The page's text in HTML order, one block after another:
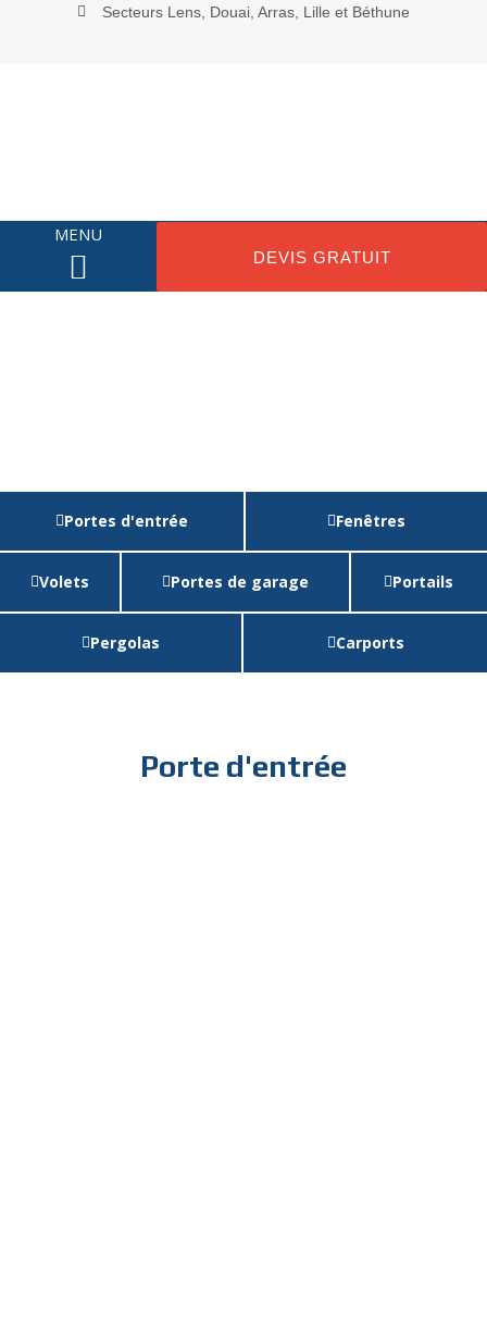
Secteurs Lens, Douai, Arras, Lille et Béthune
MENU
DEVIS GRATUIT
Portes d'entrée Fenêtres
Volets Portes de garage Portails
Pergolas Carports
Porte d'entrée